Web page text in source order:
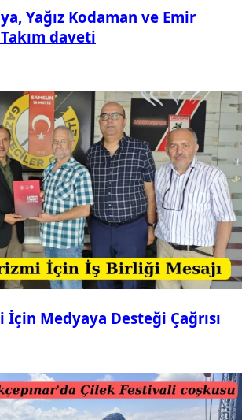
Yağız Kodaman ve Emir
daveti
İçin Medyaya Desteği Çağrısı